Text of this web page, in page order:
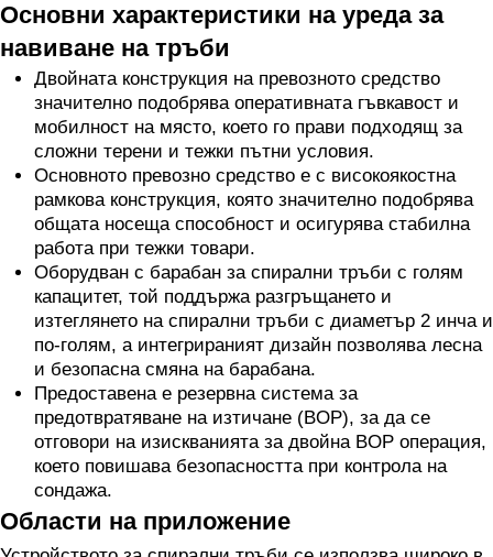
Основни характеристики на уреда за
навиване на тръби
Двойната конструкция на превозното средство
значително подобрява оперативната гъвкавост и
мобилност на място, което го прави подходящ за
сложни терени и тежки пътни условия.
Основното превозно средство е с високоякостна
рамкова конструкция, която значително подобрява
общата носеща способност и осигурява стабилна
работа при тежки товари.
Оборудван с барабан за спирални тръби с голям
капацитет, той поддържа разгръщането и
изтеглянето на спирални тръби с диаметър 2 инча и
по-голям, а интегрираният дизайн позволява лесна
и безопасна смяна на барабана.
Предоставена е резервна система за
предотвратяване на изтичане (BOP), за да се
отговори на изискванията за двойна BOP операция,
което повишава безопасността при контрола на
сондажа.
Области на приложение